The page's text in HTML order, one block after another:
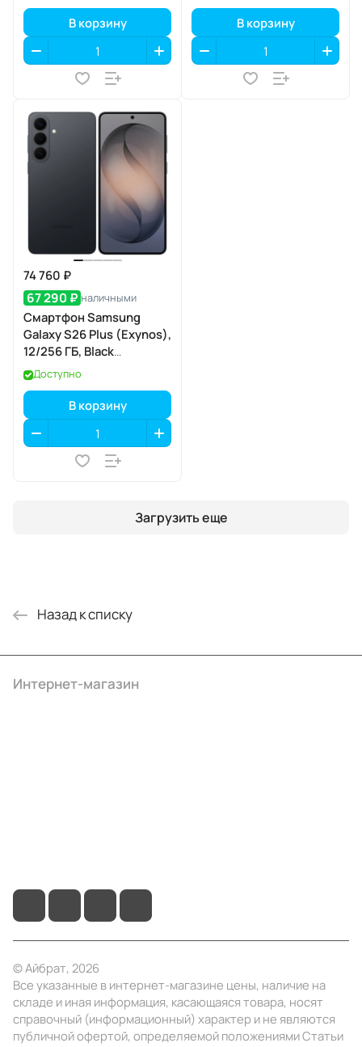
В корзину В корзину
74 760 ₽
67 290 ₽ наличными
Смартфон Samsung
Galaxy S26 Plus (Exynos),
12/256 ГБ, Black
(чёрный)
Доступно
В корзину
Загрузить еще
Назад к списку
Интернет-магазин
© Айбрат, 2026
Все указанные в интернет-магазине цены, наличие на
складе и иная информация, касающаяся товара, носят
справочный (информационный) характер и не являются
публичной офертой, определяемой положениями Статьи